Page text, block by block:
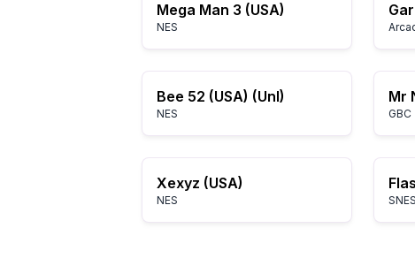
Mega Man 3 (USA)
NES
Bee 52 (USA) (Unl)
NES GBC
Xexyz (USA)
NES SNES